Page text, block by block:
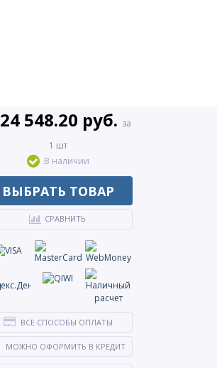
24 548.20 руб. за
1 шт
В наличии
ВЫБРАТЬ ТОВАР
СРАВНИТЬ
ВСЕ СПОСОБЫ ОПЛАТЫ
МОЖНО ОФОРМИТЬ В КРЕДИТ